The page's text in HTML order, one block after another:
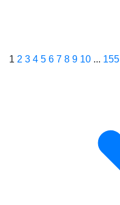
1 2 3 4 5 6 7 8 9 10 ... 155